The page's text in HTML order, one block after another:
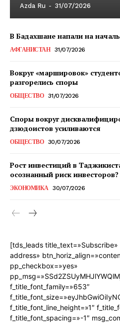
Azda Ru - 31/07/2026
В Бадахшане напали на
АФГАНИСТАН 31/07/2026
Вокруг «маршировок»
разгорелись споры
ОБЩЕСТВО 31/07/2026
Споры вокруг
дзюдоистов усиливаются
ОБЩЕСТВО 30/07/2026
Рост инвестиций в
осознанный риск инвесторов?
ЭКОНОМИКА 30/07/2026
[tds_leads
address»
pp_checkbox=»yes»
f_title_font_family=»653″
f_title_font_line_height=»1″
f_title_font_spacing=»-1″